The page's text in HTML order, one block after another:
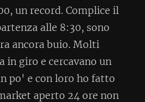
un record. Complice il
alle 8:30, sono
ancora buio. Molti
in giro e cercavano un
po' e con loro ho fatto
aperto 24 ore non